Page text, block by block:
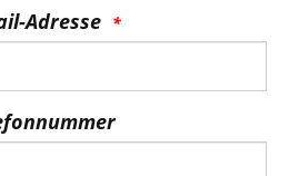
Adresse